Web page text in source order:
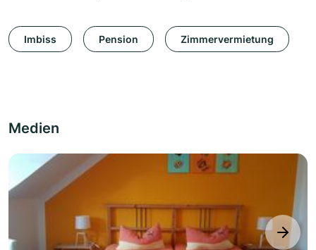
Imbiss Pension Zimmervermietung
Medien
next